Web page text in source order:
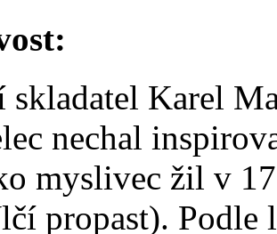
skladatel Karel
nechal
myslivec žil v
propast). Podle